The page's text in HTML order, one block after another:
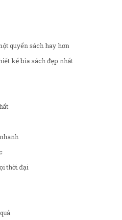
quyển sách hay hơn
kế bìa sách đẹp nhất
thời đại